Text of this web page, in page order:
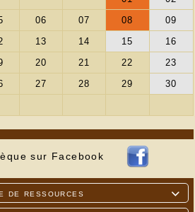
sur Facebook

de ressources